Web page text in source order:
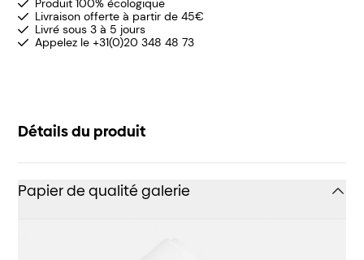
Produit 100% écologique
Livraison offerte à partir de 45€
Livré sous 3 à 5 jours
Appelez le +31(0)20 348 48 73
Détails du produit
Papier de qualité galerie